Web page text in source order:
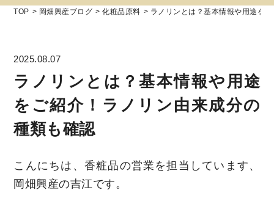
TOP 岡畑興産ブログ 化粧品原料 ラノリンとは？基本情報や用途を
2025.08.07
ラノリンとは？基本情報や用途
をご紹介！ラノリン由来成分の
種類も確認
こんにちは、香粧品の営業を担当しています、
岡畑興産の吉江です。